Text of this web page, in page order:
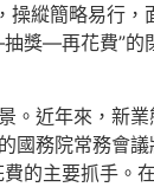
操縱簡略易行
獎—再花費”的
。近年來，新
國務院常務會
的主要抓手。